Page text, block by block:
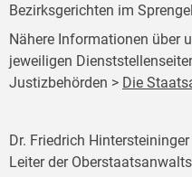
Bezirksgerichten im
Nähere Informationen über
jeweiligen
Justizbehörden > Die
Dr. Friedrich Hintersteininger
Leiter der